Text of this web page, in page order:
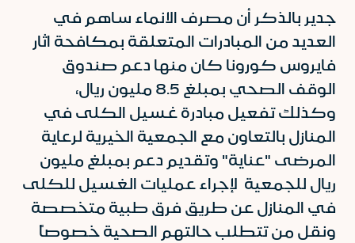
جدير بالذكر أن مصرف الانماء ساهم في
العديد من المبادرات المتعلقة بمكافحة اثار
فايروس كورونا كان منها دعم صندوق
الوقف الصحي بمبلغ 8.5 مليون ريال،
وكذلك تفعيل مبادرة غسيل الكلى في
المنازل بالتعاون مع الجمعية الخيرية لرعاية
المرضى "عناية" وتقديم دعم بمبلغ مليون
ريال للجمعية لإجراء عمليات الغسيل للكلى
في المنازل عن طريق فرق طبية متخصصة
ونقل من تتطلب حالتهم الصحية خصوصاً